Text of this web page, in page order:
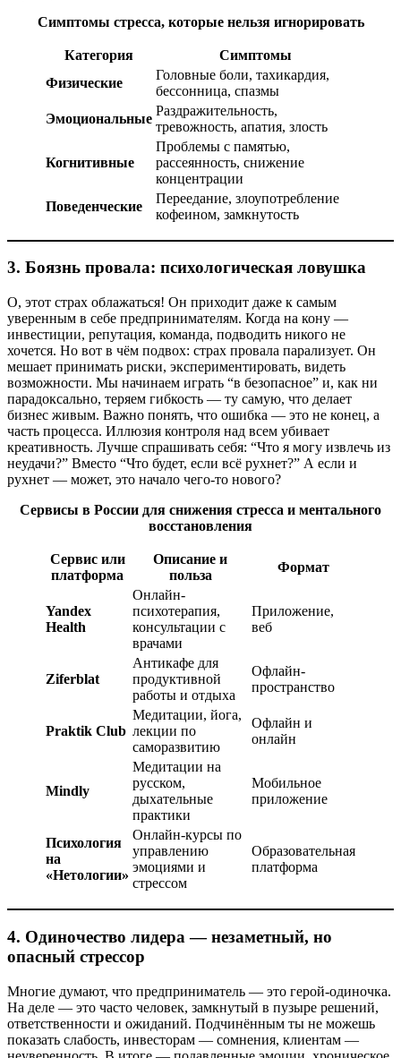
Симптомы стресса, которые нельзя игнорировать
Категория
Симптомы
Физические
Головные боли, тахикардия,
бессонница, спазмы
Эмоциональные
Раздражительность,
тревожность, апатия, злость
Когнитивные
Проблемы с памятью,
рассеянность, снижение
концентрации
Поведенческие
Переедание, злоупотребление
кофеином, замкнутость
3. Боязнь провала: психологическая ловушка
О, этот страх облажаться! Он приходит даже к самым
уверенным в себе предпринимателям. Когда на кону —
инвестиции, репутация, команда, подводить никого не
хочется. Но вот в чём подвох: страх провала парализует. Он
мешает принимать риски, экспериментировать, видеть
возможности. Мы начинаем играть “в безопасное” и, как ни
парадоксально, теряем гибкость — ту самую, что делает
бизнес живым. Важно понять, что ошибка — это не конец, а
часть процесса. Иллюзия контроля над всем убивает
креативность. Лучше спрашивать себя: “Что я могу извлечь из
неудачи?” Вместо “Что будет, если всё рухнет?” А если и
рухнет — может, это начало чего-то нового?
Сервисы в России для снижения стресса и ментального
восстановления
Сервис или
платформа
Описание и
польза
Формат
Yandex
Health
Онлайн-
психотерапия,
консультации с
врачами
Приложение,
веб
Ziferblat
Антикафе для
продуктивной
работы и отдыха
Офлайн-
пространство
Praktik Club
Медитации, йога,
лекции по
саморазвитию
Офлайн и
онлайн
Mindly
Медитации на
русском,
дыхательные
практики
Мобильное
приложение
Психология
на
«Нетологии»
Онлайн-курсы по
управлению
эмоциями и
стрессом
Образовательная
платформа
4. Одиночество лидера — незаметный, но
опасный стрессор
Многие думают, что предприниматель — это герой-одиночка.
На деле — это часто человек, замкнутый в пузыре решений,
ответственности и ожиданий. Подчинённым ты не можешь
показать слабость, инвесторам — сомнения, клиентам —